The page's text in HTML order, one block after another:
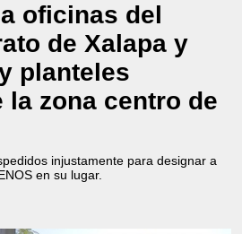
oficinas del
de Xalapa y
planteles
la zona centro de
injustamente para designar a
en su lugar.